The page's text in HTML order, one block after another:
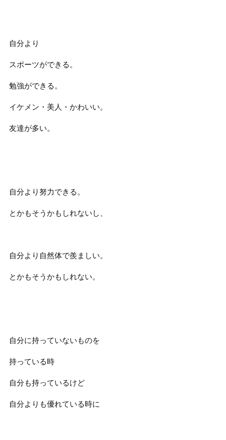
自分より
スポーツができる。
勉強ができる。
イケメン・美人・かわいい。
友達が多い。
自分より努力できる。
とかもそうかもしれないし、
自分より自然体で羨ましい。
とかもそうかもしれない。
自分に持っていないものを
持っている時
自分も持っているけど
自分よりも優れている時に